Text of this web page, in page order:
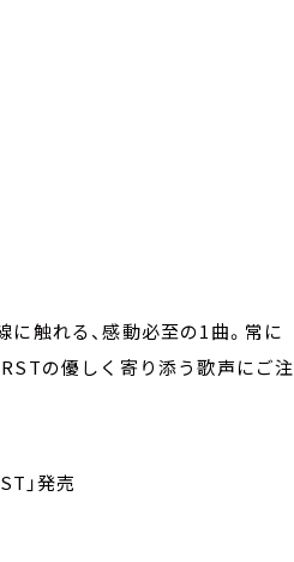
触れる、感動必至の1曲。常に
の優しく寄り添う歌声にご注
」発売